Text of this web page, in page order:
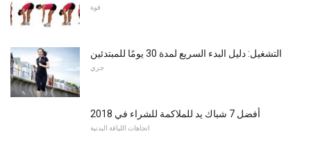
قوة
التشغيل: دليل البدء السريع لمدة 30 يومًا للمبتدئين
جري
أفضل 7 شباك يد للملاكمة للشراء في 2018
اتجاهات اللياقة البدنية